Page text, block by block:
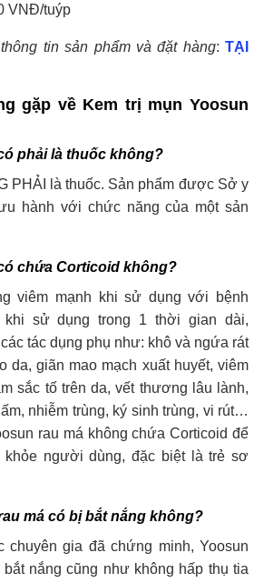
VNĐ/tuýp
tin sản phẩm và đặt hàng:TẠI
gặp về Kem trị mụn Yoosun
phải là thuốc không?
PHẢI là thuốc. Sản phẩm được Sở y
hành với chức năng của một sản
chứa Corticoid không?
viêm mạnh khi sử dụng với bệnh
khi sử dụng trong 1 thời gian dài,
tác dụng phụ như: khô và ngứa rát
da, giãn mao mạch xuất huyết, viêm
sắc tố trên da, vết thương lâu lành,
nhiễm trùng, ký sinh trùng, vi rút…
rau má không chứa Corticoid để
người dùng, đặc biệt là trẻ sơ
má có bị bắt nắng không?
chuyên gia đã chứng minh, Yoosun
nắng cũng như không hấp thụ tia